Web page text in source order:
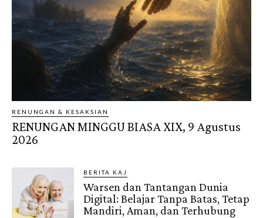
RENUNGAN & KESAKSIAN
RENUNGAN MINGGU BIASA XIX, 9 Agustus
2026
BERITA KAJ
Warsen dan Tantangan Dunia
Digital: Belajar Tanpa Batas, Tetap
Mandiri, Aman, dan Terhubung